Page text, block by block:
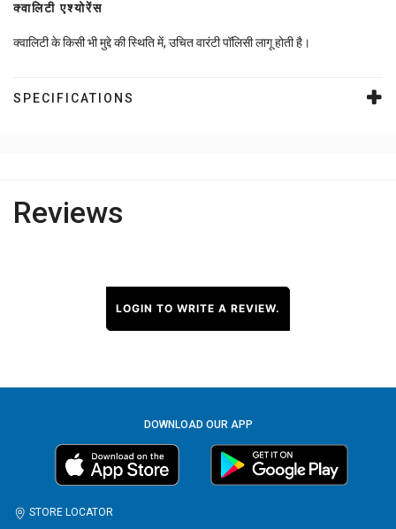
क्वालिटी एश्योरेंस
क्वालिटी के किसी भी मुद्दे की स्थिति में, उचित वारंटी पॉलिसी लागू होती है।
SPECIFICATIONS
Reviews
LOGIN TO WRITE A REVIEW.
DOWNLOAD OUR APP
STORE LOCATOR